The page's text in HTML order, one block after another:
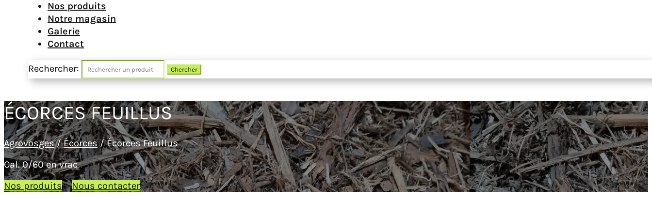
Nos produits
Notre magasin
Galerie
Contact
Rechercher:
ÉCORCES FEUILLUS
Agrovosges/Écorces/ Écorces Feuillus
Cal. 0/60 en vrac
Nos produits
Nous contacter